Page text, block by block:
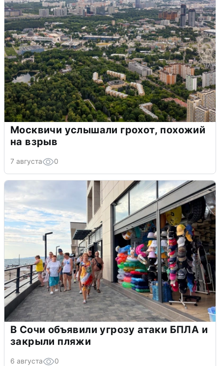
Москвичи услышали грохот, похожий
на взрыв
7 августа 0
В Сочи объявили угрозу атаки БПЛА и
закрыли пляжи
6 августа 0